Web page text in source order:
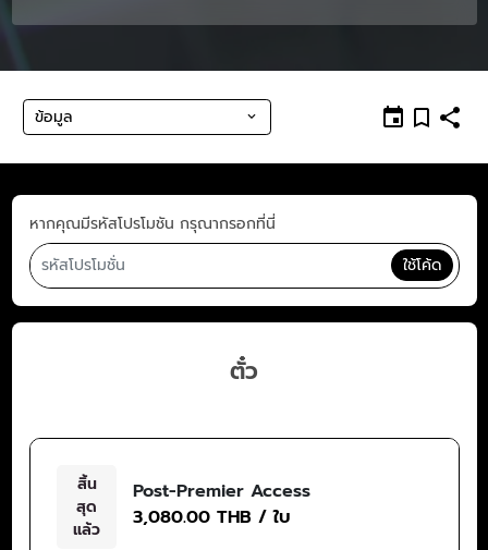
ข้อมูล
หากคุณมีรหัสโปรโมชัน กรุณากรอกที่นี่
ใช้โค้ด
ตั๋ว
สิ้น
สุด
แล้ว
Post-Premier Access
3,080.00 THB / ใบ